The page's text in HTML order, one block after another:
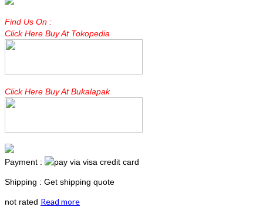
Find Us On :
Click Here Buy At Tokopedia
Click Here Buy At Bukalapak
Payment :
Shipping : Get shipping quote
not rated Read more